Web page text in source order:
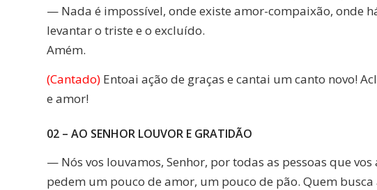
— Nada é impossível, onde existe amor-compaixão, onde
levantar o triste e o excluído.
Amém.
(Cantado) Entoai ação de graças e cantai um canto novo!
e amor!
02 – AO SENHOR LOUVOR E GRATIDÃO
— Nós vos louvamos, Senhor, por todas as pessoas que
pedem um pouco de amor, um pouco de pão. Quem